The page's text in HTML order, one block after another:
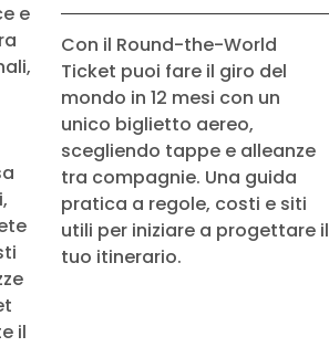
e
il
Con il Round-the-World
Ticket puoi fare il giro del
mondo in 12 mesi con un
unico biglietto aereo,
scegliendo tappe e alleanze
tra compagnie. Una guida
pratica a regole, costi e siti
utili per iniziare a progettare il
tuo itinerario.